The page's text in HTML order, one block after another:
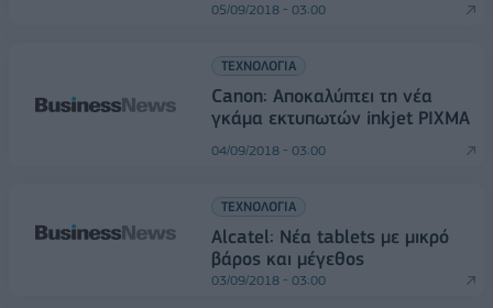
05/09/2018 - 03:00
ΤΕΧΝΟΛΟΓΙΑ
Canon: Αποκαλύπτει τη νέα
γκάμα εκτυπωτών inkjet PIXMA
04/09/2018 - 03:00
ΤΕΧΝΟΛΟΓΙΑ
Alcatel: Νέα tablets με μικρό
βάρος και μέγεθος
03/09/2018 - 03:00